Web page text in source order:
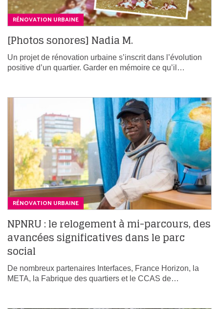
RÉNOVATION URBAINE
[Photos sonores] Nadia M.
Un projet de rénovation urbaine s’inscrit dans l’évolution
positive d’un quartier. Garder en mémoire ce qu’il…
RÉNOVATION URBAINE
NPNRU : le relogement à mi-parcours, des
avancées significatives dans le parc
social
De nombreux partenaires Interfaces, France Horizon, la
META, la Fabrique des quartiers et le CCAS de…